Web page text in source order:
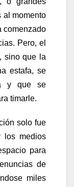
al momento
comenzado
Pero, el
sino que la
estafa, se
y que se
timarle.
solo fue
los medios
para
de
miles